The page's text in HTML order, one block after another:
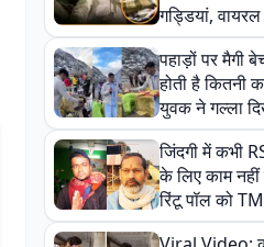
गड्डियां, वायरल
से राजनीति में
अजित महतो
की गंदी चाल
पहाड़ों पर मैगी
होती है कितनी
युवक ने गल्ला
नौकरी वालों के
कान
जिंदगी में कभी
के लिए काम
रिंटू पॉल को
ऑफिस में ले